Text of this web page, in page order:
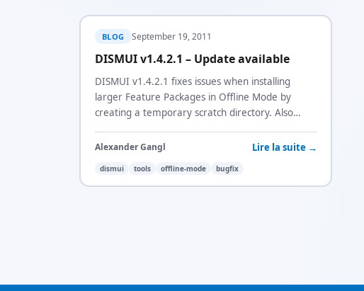
BLOG September 19, 2011
DISMUI v1.4.2.1 – Update available
DISMUI v1.4.2.1 fixes issues when installing
larger Feature Packages in Offline Mode by
creating a temporary scratch directory. Also
handling.
Alexander Gangl Lire la suite →
dismui tools offline-mode bugfix